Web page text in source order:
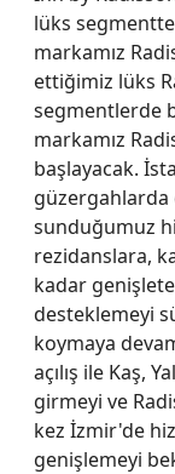
lüks
markamız
ettiğimiz lüks
segmentlerde
markamız
başlayacak.
güzergahlarda
sunduğumuz
rezidanslara,
kadar
desteklemeyi
koymaya
açılış ile Kaş,
girmeyi ve
kez İzmir'de
genişlemeyi